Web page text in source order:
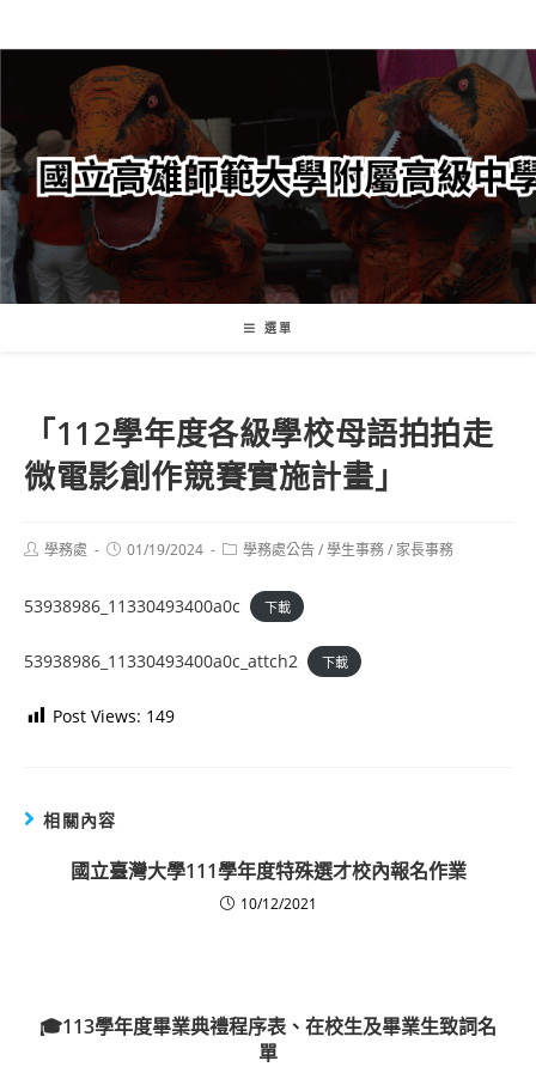
轉
要
內
容
選單
「112學年度各級學校母語拍拍走
微電影創作競賽實施計畫」
Post學務處
Post01/19/2024
Post學務處公告/學生事務/ 家長事務
53938986_11330493400a0c 下載
53938986_11330493400a0c_attch2 下載
Post Views: 149
相關內容
國立臺灣大學111學年度特殊選才校內報名作業
10/12/2021
🎓113學年度畢業典禮程序表、在校生及畢業生致詞名
單